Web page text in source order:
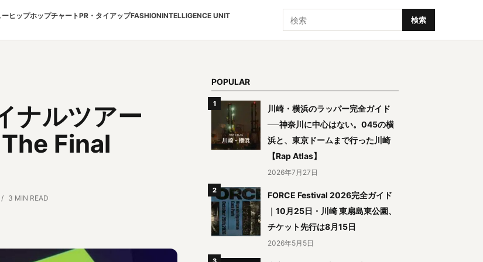
ーヒップホップチャートPR・タイアップFASHIONINTELLIGENCE UNIT
検索 検索
ナルツアー
Final
3 MIN READ
POPULAR
川崎・横浜のラッパー完全ガイド
──神奈川に中心はない。045の横
浜と、東京ドームまで行った川崎
【Rap Atlas】
2026年7月27日
FORCE Festival 2026完全ガイド
｜10月25日・川崎 東扇島東公園、
チケット先行は8月15日
2026年5月5日